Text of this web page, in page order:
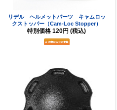
リデル ヘルメットパーツ キャムロッ
クストッパー（Cam-Loc Stopper）
特別価格 120円 (税込)